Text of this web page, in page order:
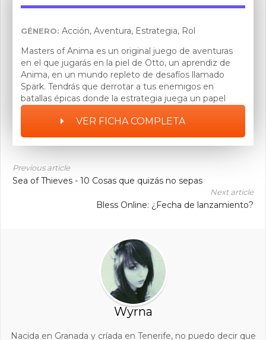
GÉNERO: Acción, Aventura, Estrategia, Rol
Masters of Anima es un original juego de aventuras
en el que jugarás en la piel de Otto, un aprendiz de
Anima, en un mundo repleto de desafíos llamado
Spark. Tendrás que derrotar a tus enemigos en
batallas épicas donde la estrategia juega un papel
muy importante. Podrás invocar hasta 100 Guardianes
y todo esto gracias a que los desarrolladores han
creado este juego desde cero para consolas así como
para PC, haciéndolo intuitivo e innovador.
VER FICHA COMPLETA
Previous article
Sea of Thieves - 10 Cosas que quizás no sepas
Next article
Bless Online: ¿Fecha de lanzamiento?
Wyrna
Nacida en Granada y críada en Tenerife, no puedo decir que